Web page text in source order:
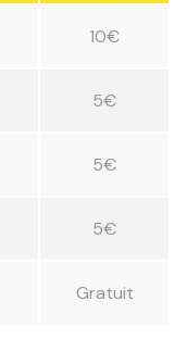
10€
5€
5€
5€
Gratuit